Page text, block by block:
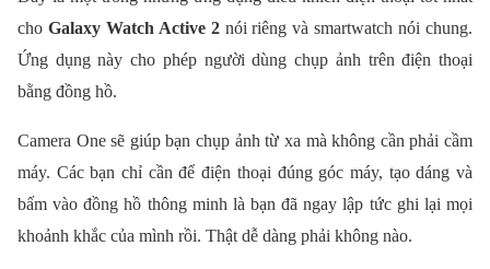
cho Galaxy Watch Active 2nói riêng và smartwatch nói chung.
Ứng dụng này cho phép người dùng chụp ảnh trên điện thoại
bằng đồng hồ.
Camera One sẽ giúp bạn chụp ảnh từ xa mà không cần phải cầm
máy. Các bạn chỉ cần để điện thoại đúng góc máy, tạo dáng và
bấm vào đồng hồ thông minh là bạn đã ngay lập tức ghi lại mọi
khoảnh khắc của mình rồi. Thật dễ dàng phải không nào.